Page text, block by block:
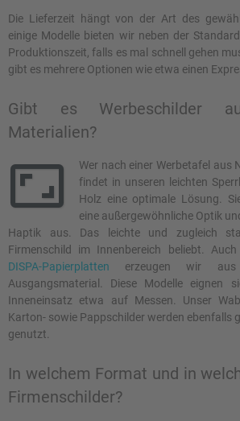
Die Lieferzeit hängt von der Art des
einige Modelle bieten wir neben der Standardzeit
Produktionszeit, falls es mal schnell gehen muss. Auch
gibt es mehrere
Gibt es Werbeschilder
Materialien?
Wer nach einer Werbetafel aus
findet in unseren leichten Sperrholzplatten aus Balsa-
Holz eine optimale Lösung. Sie zeichnen sich durch
eine außergewöhnliche Optik und eine sehr
Haptik aus. Das leichte und zugleich stabile Material
DISPA-Papierplatten erzeugen wir aus einem
Ausgangsmaterial. Diese Modelle eignen sich
Inneneinsatz etwa auf Messen. Unser
Karton- sowie Pappschilder werden ebenfalls gerne im
genutzt.
In welchem Format und in
Firmenschilder?